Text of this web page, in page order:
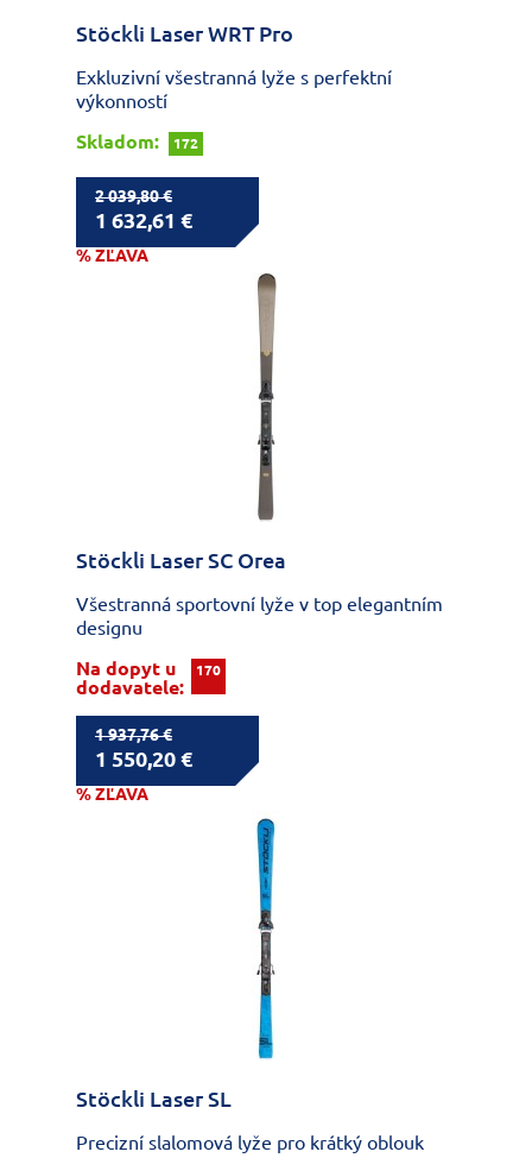
Stöckli Laser WRT Pro
Exkluzivní všestranná lyže s perfektní
výkonností
Skladom:
172
2 039,80 €
1 632,61 €
% ZĽAVA
Stöckli Laser SC Orea
Všestranná sportovní lyže v top elegantním
designu
Na dopyt u
dodavatele:
170
1 937,76 €
1 550,20 €
% ZĽAVA
Stöckli Laser SL
Precizní slalomová lyže pro krátký oblouk